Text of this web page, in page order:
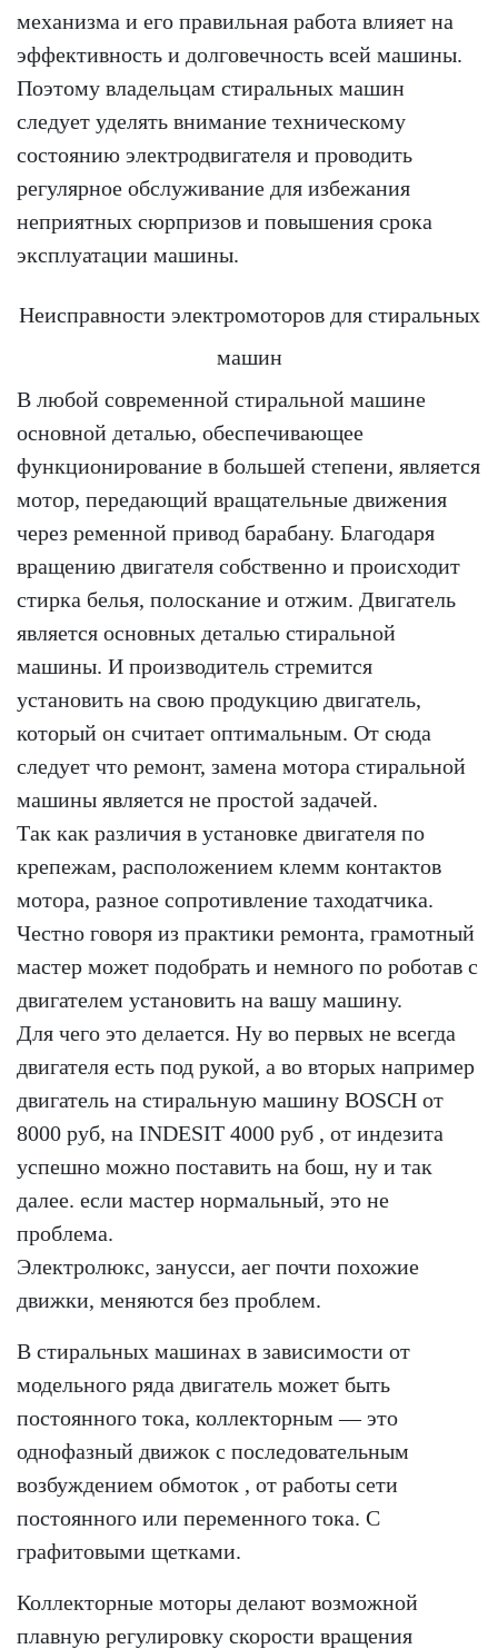
механизма и его правильная работа влияет на
эффективность и долговечность всей машины.
Поэтому владельцам стиральных машин
следует уделять внимание техническому
состоянию электродвигателя и проводить
регулярное обслуживание для избежания
неприятных сюрпризов и повышения срока
эксплуатации машины.
Неисправности электромоторов для стиральных
машин
В любой современной стиральной машине
основной деталью, обеспечивающее
функционирование в большей степени, является
мотор, передающий вращательные движения
через ременной привод барабану. Благодаря
вращению двигателя собственно и происходит
стирка белья, полоскание и отжим. Двигатель
является основных деталью стиральной
машины. И производитель стремится
установить на свою продукцию двигатель,
который он считает оптимальным. От сюда
следует что ремонт, замена мотора стиральной
машины является не простой задачей.
Так как различия в установке двигателя по
крепежам, расположением клемм контактов
мотора, разное сопротивление таходатчика.
Честно говоря из практики ремонта, грамотный
мастер может подобрать и немного по роботав с
двигателем установить на вашу машину.
Для чего это делается. Ну во первых не всегда
двигателя есть под рукой, а во вторых например
двигатель на стиральную машину BOSCH от
8000 руб, на INDESIT 4000 руб , от индезита
успешно можно поставить на бош, ну и так
далее. если мастер нормальный, это не
проблема.
Электролюкс, занусси, аег почти похожие
движки, меняются без проблем.
В стиральных машинах в зависимости от
модельного ряда двигатель может быть
постоянного тока, коллекторным — это
однофазный движок с последовательным
возбуждением обмоток , от работы сети
постоянного или переменного тока. С
графитовыми щетками.
Коллекторные моторы делают возможной
плавную регулировку скорости вращения